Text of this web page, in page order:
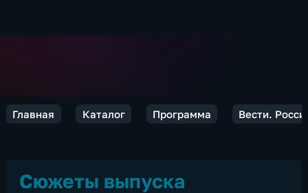
Главная Каталог Программа Вести.
Сюжеты выпуска